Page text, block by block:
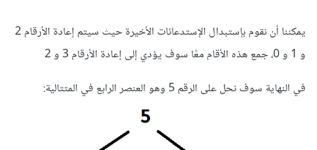
يمكننا أن نقوم بإستبدال الإستدعائات الأخيرة حيث سيتم إعادة الأرقام 2
و 1 و 0، جمع هذه الأقام معًا سوف يؤدي إلى إعادة الأرقام 3 و 2
في النهاية سوف نحل على الرقم 5 وهو العنصر الرابع في المتتالية: